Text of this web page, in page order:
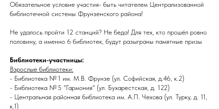
Обязательное условие участия- быть читателем Централизованной
библиотечной системы Фрунзенского района!
Не удалось пройти 12 станций? Не беда! Для тех, кто прошёл ровно
половину, а именно 6 библиотек, будут разыграны памятные призы
Библиотеки-участницы:
Взрослые библиотеки:
- Библиотека № 1 им. М.В. Фрунзе (ул. Софийская, д.46, к.2)
- Библиотека № 5 "Гармония" (ул. Бухарестская, д. 122)
- Центральная районная библиотека им. А.П. Чехова (ул. Турку, д. 11,
к.1)